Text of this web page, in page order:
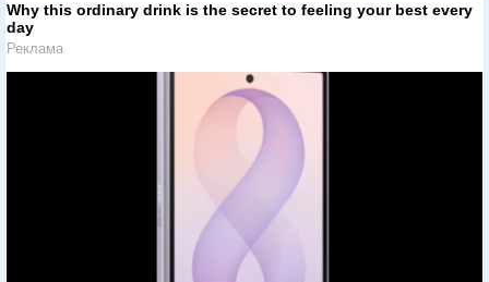
Why this ordinary drink is the secret to feeling your best every
day
Реклама